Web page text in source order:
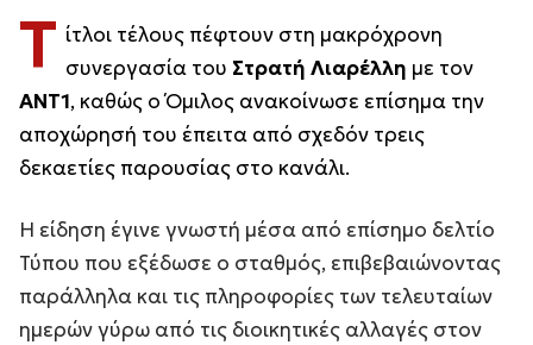
Τ ίτλοι τέλους πέφτουν στη μακρόχρονη
συνεργασία του Στρατή Λιαρέλλη με τον
ΑΝΤ1, καθώς ο Όμιλος ανακοίνωσε επίσημα την
αποχώρησή του έπειτα από σχεδόν τρεις
δεκαετίες παρουσίας στο κανάλι.
Η είδηση έγινε γνωστή μέσα από επίσημο δελτίο
Τύπου που εξέδωσε ο σταθμός, επιβεβαιώνοντας
παράλληλα και τις πληροφορίες των τελευταίων
ημερών γύρω από τις διοικητικές αλλαγές στον